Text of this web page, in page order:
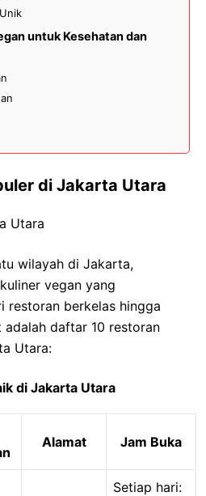
untuk Kesehatan dan
di Jakarta Utara
wilayah di Jakarta,
vegan yang
restoran berkelas hingga
daftar 10 restoran
Utara:
di Jakarta Utara
Alamat Jam Buka
Setiap hari: